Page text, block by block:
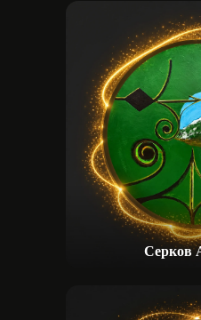
Серков
фестиваля. Присоединяйтесь!